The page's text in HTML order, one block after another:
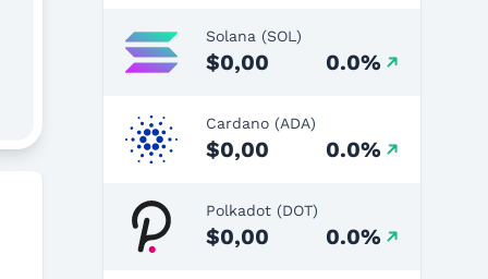
Solana (SOL)
$0,00 0.0%
Cardano (ADA)
$0,00 0.0%
Polkadot (DOT)
$0,00 0.0%